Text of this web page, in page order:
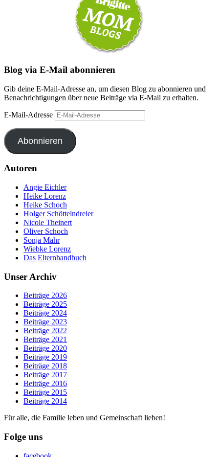
Blog via E-Mail abonnieren
Gib deine E-Mail-Adresse an, um diesen Blog zu abonnieren und
Benachrichtigungen über neue Beiträge via E-Mail zu erhalten.
E-Mail-Adresse
Abonnieren
Autoren
Angie Eichler
Heike Lorenz
Heike Schoch
Holger Schöttelndreier
Nicole Theinert
Oliver Schoch
Sonja Mahr
Wiebke Lorenz
Das Elternhandbuch
Unser Archiv
Beiträge 2026
Beiträge 2025
Beiträge 2024
Beiträge 2023
Beiträge 2022
Beiträge 2021
Beiträge 2020
Beiträge 2019
Beiträge 2018
Beiträge 2017
Beiträge 2016
Beiträge 2015
Beiträge 2014
Für alle, die Familie leben und Gemeinschaft lieben!
Folge uns